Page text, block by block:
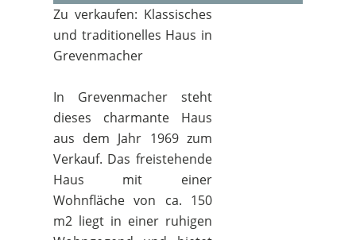
Zu verkaufen: Klassisches
und traditionelles Haus in
Grevenmacher
In Grevenmacher steht
dieses charmante Haus
aus dem Jahr 1969 zum
Verkauf. Das freistehende
Haus mit einer
Wohnfläche von ca. 150
m2 liegt in einer ruhigen